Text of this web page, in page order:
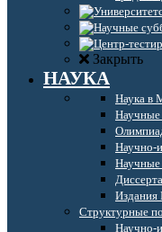
Закрыть
НАУКА
Наука в
Научные
Научно-
Структурные
Научно-